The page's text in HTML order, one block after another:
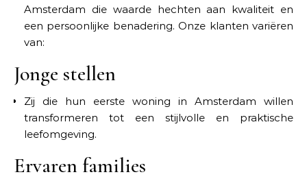
Amsterdam die waarde hechten aan kwaliteit en
een persoonlijke benadering. Onze klanten variëren
van:
Jonge stellen
Zij die hun eerste woning in Amsterdam willen
transformeren tot een stijlvolle en praktische
leefomgeving.
Ervaren families